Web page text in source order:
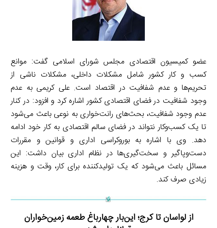
عضو کمیسیون اقتصادی مجلس شورای اسلامی گفت: موانع
کسب و کار کشور شامل مشکلات داخلی، مشکلات ناشی از
تحریم‌ها و عدم شفافیت در اقتصاد است. علی کریمی به عدم
وجود شفافیت در فضای اقتصادی کشور اشاره کرد و افزود: در کنار
عدم وجود شفافیت، بحث‌های رانت‌خواری به نوعی باعث می‌شود
تا یک کسب‌وکار نتواند در فضای سالم اقتصادی به کار خود ادامه
دهد. وی با اشاره به بوروکراسی اداری و قوانین و مقررات
دست‌وپاگیر و سخت‌گیری‌ها در نظام اداری بیان داشت: این
مسائل باعث می‌شود که یک تولیدکننده برای کار، وقت و هزینه
زیادی صرف کند.
از لواسان تا کرج؛ این‌بار چهارباغ طعمه زمین‌خواران